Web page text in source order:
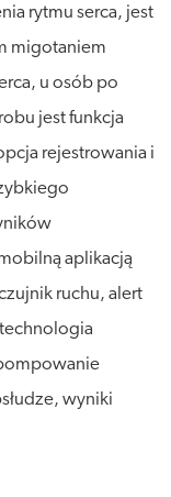
rytmu serca, jest
migotaniem
u osób po
jest funkcja
rejestrowania i
aplikacją
ruchu, alert
wyniki